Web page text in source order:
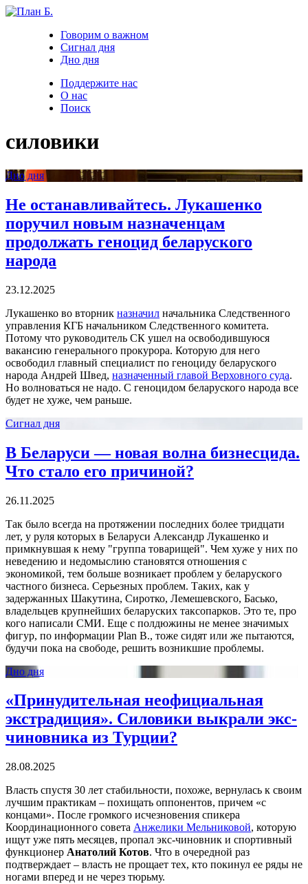
Говорим о важном
Сигнал дня
Дно дня
Поддержите нас
О нас
Поиск
силовики
Дно дня
Не останавливайтесь. Лукашенко
поручил новым назначенцам
продолжать геноцид беларуского
народа
23.12.2025
Лукашенко во вторник назначил начальника Следственного
управления КГБ начальником Следственного комитета.
Потому что руководитель СК ушел на освободившуюся
вакансию генерального прокурора. Которую для него
освободил главный специалист по геноциду беларуского
народа Андрей Швед, назначенный главой Верховного суда.
Но волноваться не надо. С геноцидом беларуского народа все
будет не хуже, чем раньше.
Сигнал дня
В Беларуси — новая волна бизнесцида.
Что стало его причиной?
26.11.2025
Так было всегда на протяжении последних более тридцати
лет, у руля которых в Беларуси Александр Лукашенко и
примкнувшая к нему "группа товарищей". Чем хуже у них по
неведению и недомыслию становятся отношения с
экономикой, тем больше возникает проблем у беларуского
частного бизнеса. Серьезных проблем. Таких, как у
задержанных Шакутина, Сиротко, Лемешевского, Басько,
владельцев крупнейших беларуских таксопарков. Это те, про
кого написали СМИ. Еще с полдюжины не менее значимых
фигур, по информации Plan В., тоже сидят или же пытаются,
будучи пока на свободе, решить возникшие проблемы.
Дно дня
«Принудительная неофициальная
экстрадиция». Силовики выкрали экс-
чиновника из Турции?
28.08.2025
Власть спустя 30 лет стабильности, похоже, вернулась к своим
лучшим практикам – похищать оппонентов, причем «с
концами». После громкого исчезновения спикера
Координационного совета Анжелики Мельниковой, которую
ищут уже пять месяцев, пропал экс-чиновник и спортивный
функционер Анатолий Котов. Что в очередной раз
подтверждает – власть не прощает тех, кто покинул ее ряды не
ногами вперед и не через тюрьму.